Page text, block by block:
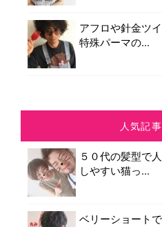
アフロや針金ツ
特殊パーマの...
人気記
５０代の髪型で
しやすい猫っ...
ベリーショート